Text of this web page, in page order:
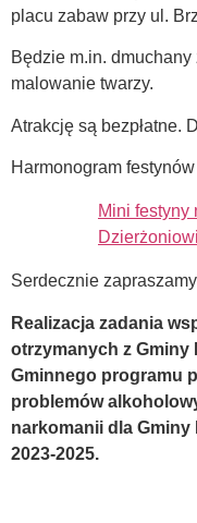
placu zabaw przy ul.
Będzie m.in.
malowanie twarzy.
Atrakcję są bezpłatne.
Harmonogram
Mini festyny
Serdecznie
Realizacja zadania
otrzymanych z Gminy
Gminnego programu
problemów
narkomanii dla Gminy
2023-2025.